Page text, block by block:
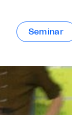
Seminar